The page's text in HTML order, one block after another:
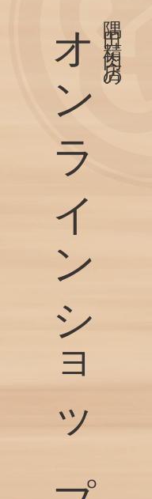
隅田精肉店の
オンラインショップ